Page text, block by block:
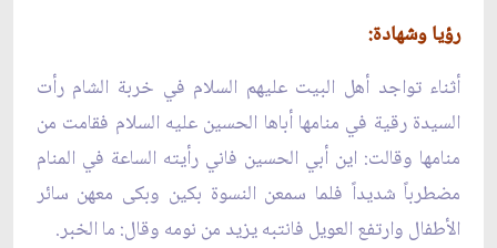
رؤيا وشهادة:
أثناء تواجد أهل البيت عليهم السلام في خربة الشام رأت
السيدة رقية في منامها أباها الحسين عليه السلام فقامت من
منامها وقالت: اين أبي الحسين فاني رأيته الساعة في المنام
مضطرباً شديداً فلما سمعن النسوة بكين وبكى معهن سائر
الأطفال وارتفع العويل فانتبه يزيد من نومه وقال: ما الخبر.